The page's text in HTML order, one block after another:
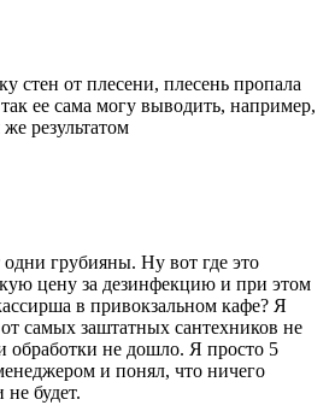
стен от плесени, плесень пропала
ее сама могу выводить, например,
результатом
грубияны. Ну вот где это
цену за дезинфекцию и при этом
в привокзальном кафе? Я
самых заштатных сантехников не
обработки не дошло. Я просто 5
и понял, что ничего
будет.